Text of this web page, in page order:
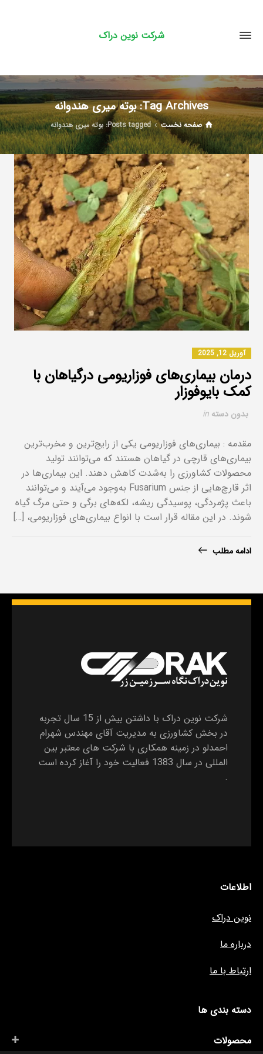
شرکت نوین دراک
Tag Archives: بوته میری هندوانه
صفحه نخست Posts tagged: بوته میری هندوانه
آوریل 12, 2025
درمان بیماری‌های فوزاریومی درگیاهان با
کمک بایوفوزار
بدون دسته
مقدمه : بیماری‌های فوزاریومی یکی از رایج‌ترین و مخرب‌ترین
بیماری‌های قارچی در گیاهان هستند که می‌توانند تولید
محصولات کشاورزی را به‌شدت کاهش دهند. این بیماری‌ها در
اثر قارچ‌هایی از جنس Fusarium به‌وجود می‌آیند و می‌توانند
باعث پژمردگی، پوسیدگی ریشه، لکه‌های برگی و حتی مرگ گیاه
شوند. در این مقاله قرار است با انواع بیماری‌های فوزاریومی، […]
ادامه مطلب
شرکت نوین دراک با داشتن بیش از 15 سال تجربه
در بخش کشاورزی به مدیریت آقای مهندس شهرام
احمدلو در زمینه همکاری با شرکت های معتبر بین
المللی در سال 1383 فعالیت خود را آغاز کرده است
.
اطلاعات
نوین دراک
درباره ما
ارتباط با ما
دسته بندی ها
محصولات